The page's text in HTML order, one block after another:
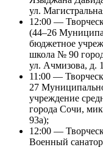
ул.
12:00 —
(44–26
бюджетное
школа № 90
ул. Ачмизова, д.
11:00 —
27
учреждение
города Сочи,
93а);
12:00 —
Военный